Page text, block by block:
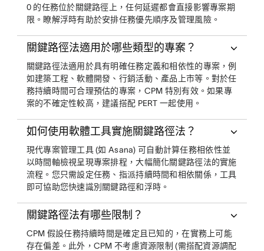
0 的任務位於關鍵路徑上，任何延遲都會直接影響專案期
限。瞭解浮時有助於安排任務優先順序及管理風險。
關鍵路徑法適用於哪些類型的專案？
關鍵路徑法適用於具有明確任務定義和相依性的專案，例
如建築工程、軟體開發、行銷活動、產品上市等。對於任
務持續時間可合理預估的專案，CPM 特別有效。如果專
案的不確定性較高，建議搭配 PERT 一起使用。
如何使用軟體工具實施關鍵路徑法？
現代專案管理工具 (如 Asana) 可自動計算任務相依性並
以時間軸檢視呈現專案排程，大幅簡化關鍵路徑法的實施
流程。您只需設定任務、指派持續時間和相依關係，工具
即可協助您快速識別關鍵路徑和浮時。
關鍵路徑法有哪些限制？
CPM 假設任務持續時間是確定且已知的，在實務上可能
存在偏差。此外，CPM 不考慮資源限制 (需搭配資源調配